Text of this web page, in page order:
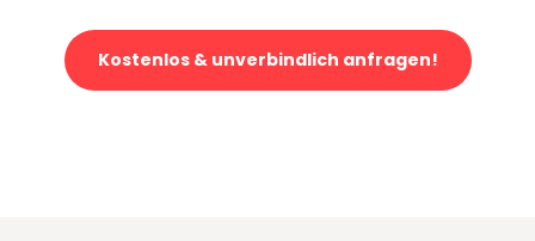
Kostenlos & unverbindlich anfragen!